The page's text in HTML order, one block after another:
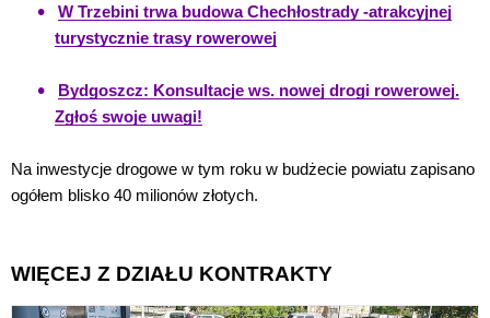
W Trzebini trwa budowa Chechłostrady -atrakcyjnej
turystycznie trasy rowerowej
Bydgoszcz: Konsultacje ws. nowej drogi rowerowej.
Zgłoś swoje uwagi!
Na inwestycje drogowe w tym roku w budżecie powiatu zapisano
ogółem blisko 40 milionów złotych.
WIĘCEJ Z DZIAŁU KONTRAKTY